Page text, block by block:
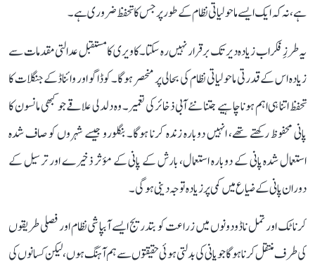
ہے، نہ کہ ایک ایسے ماحولیاتی نظام کے طور پر جس کا تحفظ ضروری ہے۔
یہ طرزِ فکر اب زیادہ دیر تک برقرار نہیں رہ سکتا۔ کاویری کا مستقبل عدالتی مقدمات سے
زیادہ اس کے قدرتی ماحولیاتی نظام کی بحالی پر منحصر ہوگا۔ کوڈاگو اور وائناڈ کے جنگلات کا
تحفظ اتنا ہی اہم ہونا چاہیے جتنا نئے آبی ذخائر کی تعمیر۔ وہ دلدلی علاقے جو کبھی مانسون کا
پانی محفوظ رکھتے تھے، انہیں دوبارہ زندہ کرنا ہوگا۔ بنگلورو جیسے شہروں کو صاف شدہ
استعمال شدہ پانی کے دوبارہ استعمال، بارش کے پانی کے مؤثر ذخیرے اور ترسیل کے
دوران پانی کے ضیاع میں کمی پر زیادہ توجہ دینی ہوگی۔
کرناٹک اور تمل ناڈو دونوں میں زراعت کو بتدریج ایسے آبپاشی نظام اور فصلی طریقوں
کی طرف منتقل کرنا ہوگا جو پانی کی بدلتی ہوئی حقیقتوں سے ہم آہنگ ہوں، لیکن کسانوں کی